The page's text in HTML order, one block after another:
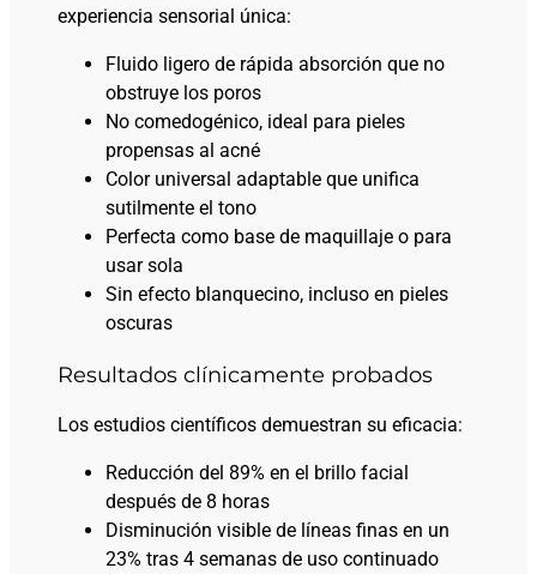
experiencia sensorial única:
Fluido ligero de rápida absorción que no
obstruye los poros
No comedogénico, ideal para pieles
propensas al acné
Color universal adaptable que unifica
sutilmente el tono
Perfecta como base de maquillaje o para
usar sola
Sin efecto blanquecino, incluso en pieles
oscuras
Resultados clínicamente probados
Los estudios científicos demuestran su eficacia:
Reducción del 89% en el brillo facial
después de 8 horas
Disminución visible de líneas finas en un
23% tras 4 semanas de uso continuado